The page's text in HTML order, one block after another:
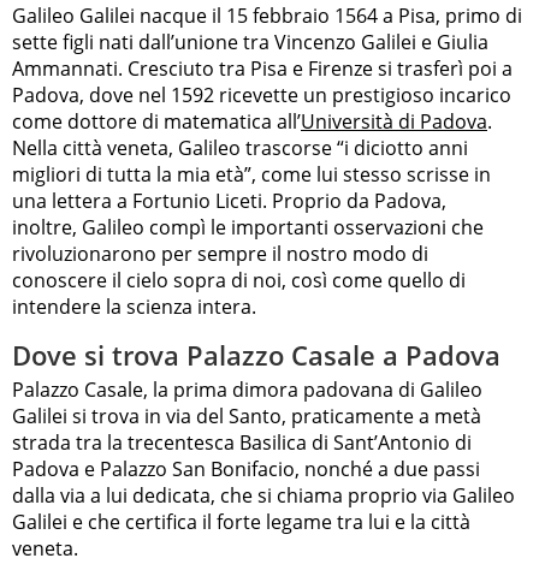
Galileo Galilei nacque il 15 febbraio 1564 a Pisa, primo di
sette figli nati dall’unione tra Vincenzo Galilei e Giulia
Ammannati. Cresciuto tra Pisa e Firenze si trasferì poi a
Padova, dove nel 1592 ricevette un prestigioso incarico
come dottore di matematica all’Università di Padova.
Nella città veneta, Galileo trascorse “i diciotto anni
migliori di tutta la mia età”, come lui stesso scrisse in
una lettera a Fortunio Liceti. Proprio da Padova,
inoltre, Galileo compì le importanti osservazioni che
rivoluzionarono per sempre il nostro modo di
conoscere il cielo sopra di noi, così come quello di
intendere la scienza intera.
Dove si trova Palazzo Casale a Padova
Palazzo Casale, la prima dimora padovana di Galileo
Galilei si trova in via del Santo, praticamente a metà
strada tra la trecentesca Basilica di Sant’Antonio di
Padova e Palazzo San Bonifacio, nonché a due passi
dalla via a lui dedicata, che si chiama proprio via Galileo
Galilei e che certifica il forte legame tra lui e la città
veneta.